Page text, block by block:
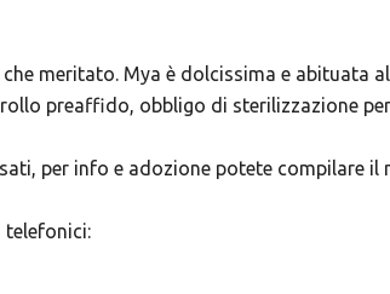
meritato. Mya è dolcissima e abituata
preaffido, obbligo di sterilizzazione
per info e adozione potete compilare
telefonici: